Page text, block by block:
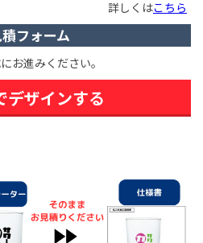
詳しくはこちら
フォーム
お進みください。
デザインする